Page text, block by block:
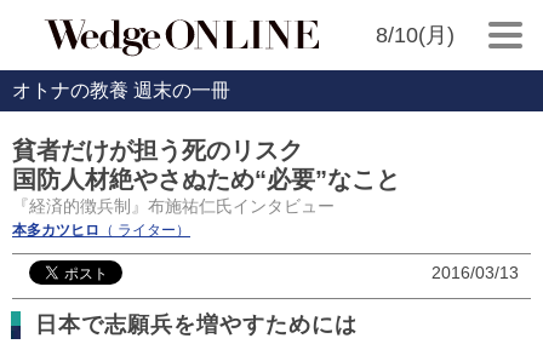
8/10(月)
オトナの教養 週末の一冊
貧者だけが担う死のリスク
国防人材絶やさぬため“必要”なこと
『経済的徴兵制』布施祐仁氏インタビュー
本多カツヒロ （ ライター）
2016/03/13
日本で志願兵を増やすためには